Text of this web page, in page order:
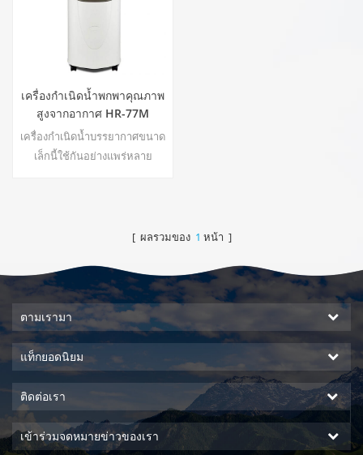
เครื่องกำเนิดน้ำพกพาคุณภาพ
สูงจากอากาศ HR-77M
เครื่องกำเนิดน้ำบรรยากาศขนาด
เล็กนี้ใช้กันอย่างแพร่หลาย
[ ผลรวมของ 1 หน้า ]
ตามเรามา
แท็กยอดนิยม
ติดต่อเรา
เข้าร่วมจดหมายข่าวของเรา